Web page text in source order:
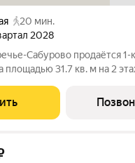
20 мин.
2028
Сабурово продаётся 1-
площадью 31.7 кв. м на 2
пешком до станции
до метро